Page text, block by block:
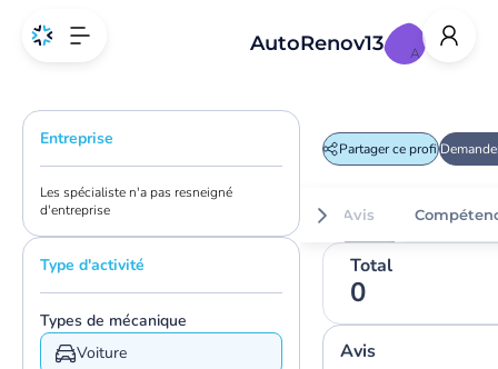
Entreprise
Les spécialiste n'a pas resneigné
d'entreprise
Type d'activité
Types de mécanique
Voiture
A
AutoRenov13
Partager ce profil
Avis
Total
0
Avis